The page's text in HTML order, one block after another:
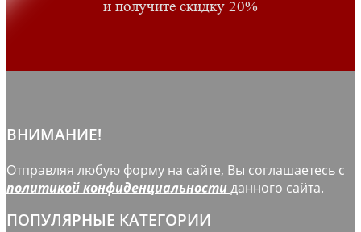
и получите скидку 20%
ВНИМАНИЕ!
Отправляя любую форму на сайте, Вы соглашаетесь с
политикой конфиденциальностиданного сайта.
ПОПУЛЯРНЫЕ КАТЕГОРИИ